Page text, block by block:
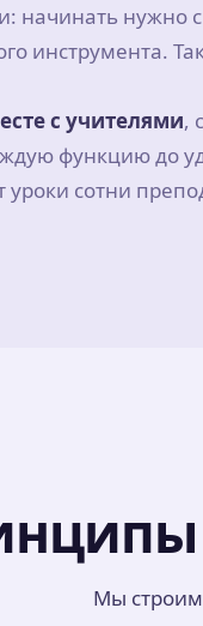
начинать нужно
инструмента.
с учителями,
функцию до
сотни
Мы